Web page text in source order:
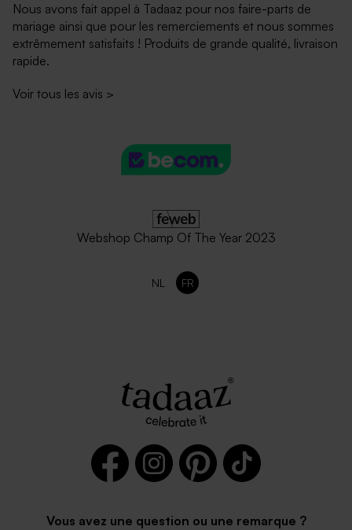
émeraude
12,5 cm)
Nous avons fait appel à Tadaaz pour nos faire-parts de
mariage ainsi que pour les remerciements et nous sommes
extrêmement satisfaits ! Produits de grande qualité, livraison
rapide.
Voir tous les avis >
Webshop Champ Of The Year 2023
NL FR
Vous avez une question ou une remarque ?